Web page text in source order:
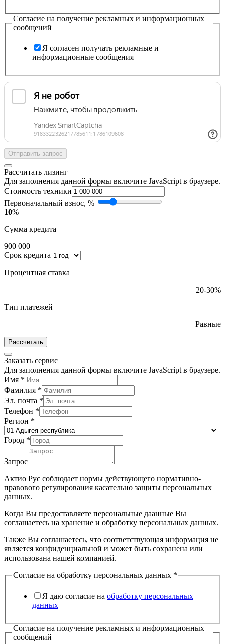
Согласие на получение рекламных и информационных
сообщений
Я согласен получать рекламные и
информационные сообщения
Отправить запрос
Рассчитать лизинг
Для заполнения данной формы включите JavaScript в браузере.
Стоимость техники
Первоначальный взнос, %
10%
Сумма кредита
900 000
Срок кредита
Процентная ставка
20-30%
Тип платежей
Равные
Рассчитать
Заказать сервис
Для заполнения данной формы включите JavaScript в браузере.
Имя *
Фамилия *
Эл. почта *
Телефон *
Регион *
Город *
Запрос
Актио Рус соблюдает нормы действующего нормативно-
правового регулирования касательно защиты персональных
данных.
Когда Вы предоставляете персональные даанные Вы
соглашаетесь на хранение и обработку персональных данных.
Также Вы соглашаетесь, что соответствующая информация не
является конфиденциальной и может быть сохранена или
использована нашей компанией.
Согласие на обработку персональных данных *
Я даю согласие на обработку персональных
данных
Согласие на получение рекламных и информационных
сообщений